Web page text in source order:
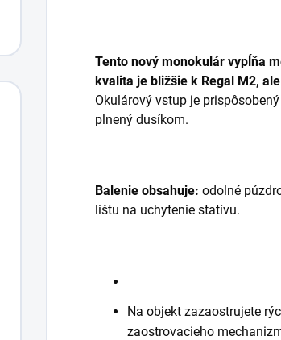
Tento nový monokulár vypĺňa
kvalita je bližšie k Regal M2,
Okulárový vstup je
plnený dusíkom.
Balenie obsahuje: odolné
lištu na uchytenie statívu.
Na objekt zazaostrujete
zaostrovacieho